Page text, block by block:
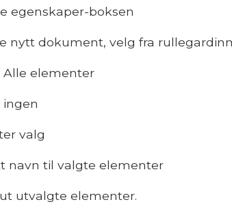
egenskaper-boksen
nytt dokument, velg fra
Alle elementer
ingen
valg
navn til valgte elementer
utvalgte elementer.